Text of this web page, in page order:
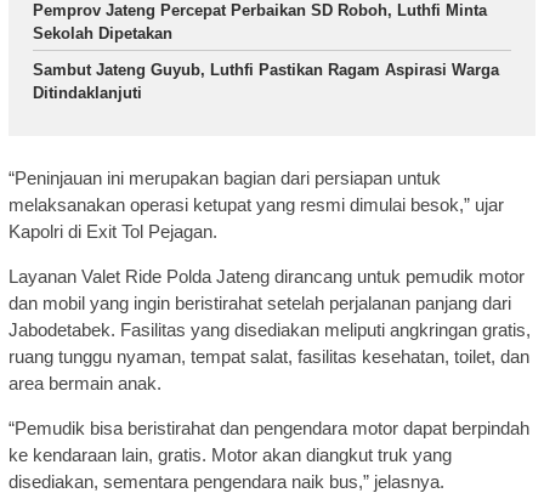
Pemprov Jateng Percepat Perbaikan SD Roboh, Luthfi Minta
Sekolah Dipetakan
Sambut Jateng Guyub, Luthfi Pastikan Ragam Aspirasi Warga
Ditindaklanjuti
“Peninjauan ini merupakan bagian dari persiapan untuk
melaksanakan operasi ketupat yang resmi dimulai besok,” ujar
Kapolri di Exit Tol Pejagan.
Layanan Valet Ride Polda Jateng dirancang untuk pemudik motor
dan mobil yang ingin beristirahat setelah perjalanan panjang dari
Jabodetabek. Fasilitas yang disediakan meliputi angkringan gratis,
ruang tunggu nyaman, tempat salat, fasilitas kesehatan, toilet, dan
area bermain anak.
“Pemudik bisa beristirahat dan pengendara motor dapat berpindah
ke kendaraan lain, gratis. Motor akan diangkut truk yang
disediakan, sementara pengendara naik bus,” jelasnya.